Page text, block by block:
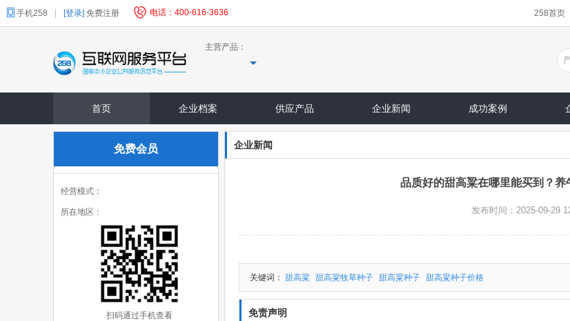
手机258 [登录] 免费注册 电话：400-616-3636 258首页
主营产品：
首页 企业档案 供应产品 企业新闻 成功案例
免费会员
经营模式：
所在地区：
扫码通过手机查看
企业新闻
品质好的甜高粱在哪里能买到？养
发布时间：2025-09-29
关键词： 甜高粱 甜高粱牧草种子 甜高粱种子 甜高粱种子价格
免责声明